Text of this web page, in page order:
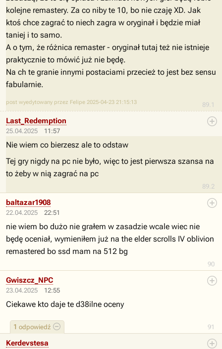
89.1
kolejne remastery. Za co niby te 10, bo nie czaję XD. Jak
ktoś chce zagrać to niech zagra w oryginał i będzie miał
taniej i to samo.
A o tym, że różnica remaster - oryginał tutaj też nie istnieje
praktycznie to mówić już nie będę.
Na ch te granie innymi postaciami przecież to jest bez sensu
fabularnie.
post wyedytowany przez Felipe 2025-04-23 21:15:13
25.04.2025 11:57
89.2
Last_Redemption
Nie wiem co bierzesz ale to odstaw
Tej gry nigdy na pc nie było, więc to jest pierwsza szansa na
to żeby w nią zagrać na pc
22.04.2025 22:51
90
baltazar1908
nie wiem bo dużo nie grałem w zasadzie wcale wiec nie
będę oceniał, wymieniłem już na the elder scrolls IV oblivion
remastered bo ssd mam na 512 bg
23.04.2025 12:55
91
1 odpowiedź
Gwiszcz_NPC
Ciekawe kto daje te d38ilne oceny
Kerdevstesa